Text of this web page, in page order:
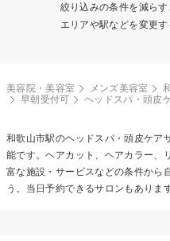
絞り込みの条件を減ら
エリアや駅などを変更す
美容院・美容室 メンズ美容室
早朝受付可
ヘッドスパ・頭皮
和歌山市駅のヘッドスパ・頭皮ケア
能です。ヘアカット、ヘアカラー、
富な施設・サービスなどの条件から
う。当日予約できるサロンもあります